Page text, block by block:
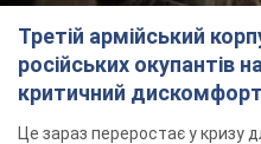
Третій армійський
російських окупантів
критичний
Це зараз переростає у кризу